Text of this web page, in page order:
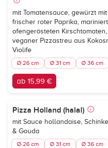
mit Tomatensauce, gewürzt
frischer roter Paprika,
ofengerösteten
veganer Pizzastreu aus
Violife
Ø 26 cm Ø 31 cm Ø 36 cm
ab 15,99 €
Pizza Holland (halal)
mit Sauce hollandaise,
& Gouda
Ø 26 cm Ø 31 cm Ø 36 cm